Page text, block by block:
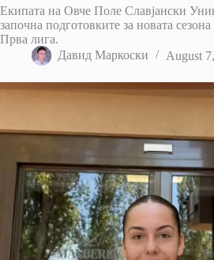
Екипата на Овче Поле Славјански
започна подготовките за новата
Прва лига.
Давид Маркоски
August